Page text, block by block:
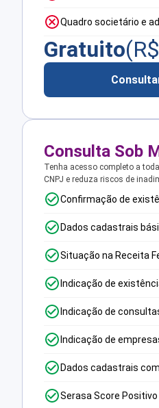
Quadro societário e
Gratuito(R$
Consulta Sob
Tenha acesso completo a
CNPJ e reduza riscos de
Confirmação de
Dados cadastrais
Situação na Receita
Indicação de
Indicação de
Indicação de
Dados cadastrais
Serasa Score Positivo